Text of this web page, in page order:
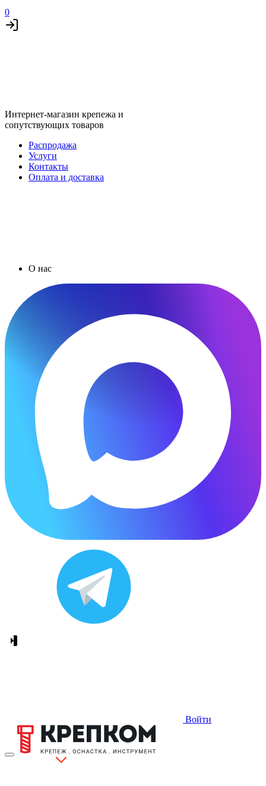
0
Интернет-магазин крепежа и
сопутствующих товаров
Распродажа
Услуги
Контакты
Оплата и доставка
О нас
Войти